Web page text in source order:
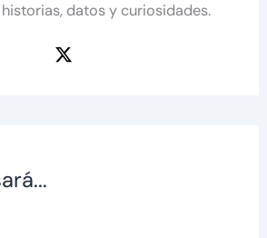
datos y curiosidades.